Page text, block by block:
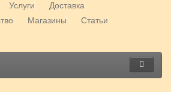
Услуги
Доставка
Магазины
Статьи